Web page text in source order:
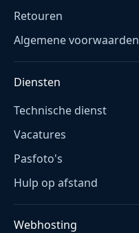
Retouren
Algemene voorwaarden
Diensten
Technische dienst
Vacatures
Pasfoto's
Hulp op afstand
Webhosting